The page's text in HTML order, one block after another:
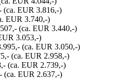
(ca. EUR 3.816,-)
EUR 3.740,-)
(ca. EUR 3.440,-)
3.053,-)
(ca. EUR 3.050,-)
(ca. EUR 2.958,-)
(ca. EUR 2.739,-)
(ca. EUR 2.637,-)